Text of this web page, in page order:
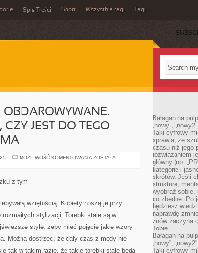
Spis Treści Sport Wszystkie tagi Tagi
OBDAROWYWANE.
JEST DO TEGO
MA
MOŻLIWOŚĆ KOMENTOWANIA DAMY
JEST
DO
PRZESŁANKA,
NIE
ZOSTAŁA
z tym
wziętością. Kobiety noszą je przy
rozmaitych stylizacji. Torebki stale są w
style, żeby mieć pojęcie jakie wzory
Można dostrzec, że cały czas z mody nie
tak w takim razie, że takie torebki stale będą
Bałagan na
„nowy”,
Taki cyfrowy
sprawia, że
czasu niż jego
rozwiązaniem
główny (np.
kategorie i
skrótów. Jeśli
strukturę,
wyobraź sobie,
co zbędne. Po
będziesz
naprawdę
znów zaczyna
Tobie.
Bałagan na
„nowy”,
Taki cyfrowy